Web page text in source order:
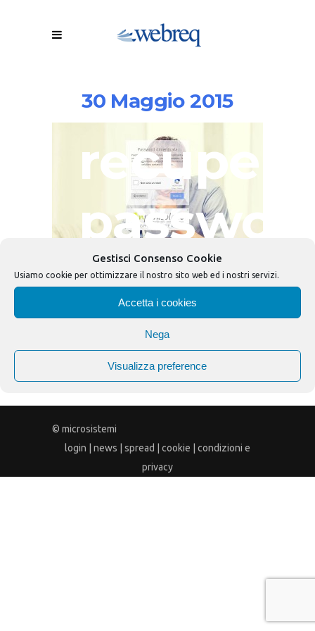
Gestisci Consenso Cookie
Usiamo cookie per ottimizzare il nostro sito web ed i nostri servizi.
Accetta i cookies
Nega
Visualizza preference
30 Maggio 2015
1
© microsistemi
login
news spread cookie
condizioni e
privacy